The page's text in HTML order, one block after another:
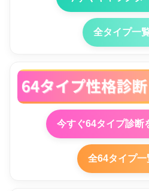
全タイプ一
今すぐ64タイプ診断
全64タイプ一